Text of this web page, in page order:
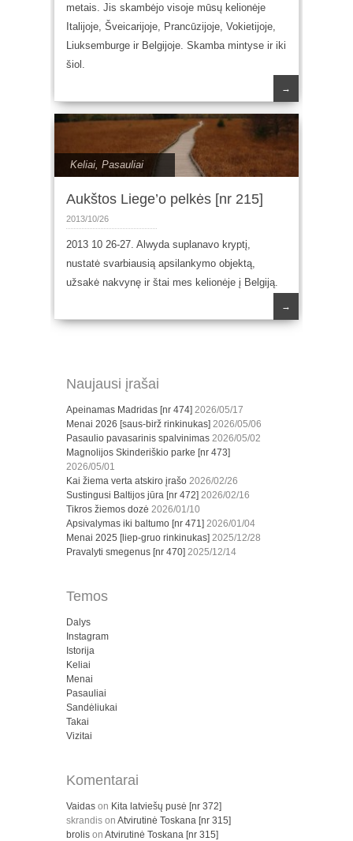
metais. Jis skambėjo visoje mūsų kelionėje
Italijoje, Šveicarijoje, Prancūzijoje, Vokietijoje,
Liuksemburge ir Belgijoje. Skamba mintyse ir iki
šiol.
→
Keliai, Pasauliai
Aukštos Liege’o pelkės [nr 215]
2013/10/26
2013 10 26-27. Alwyda suplanavo kryptį,
nustatė svarbiausią apsilankymo objektą,
užsakė nakvynę ir štai mes kelionėje į Belgiją.
→
Naujausi įrašai
Apeinamas Madridas [nr 474] 2026/05/17
Menai 2026 [saus-birž rinkinukas] 2026/05/06
Pasaulio pavasarinis spalvinimas 2026/05/02
Magnolijos Skinderiškio parke [nr 473]
2026/05/01
Kai žiema verta atskiro įrašo 2026/02/26
Sustingusi Baltijos jūra [nr 472] 2026/02/16
Tikros žiemos dozė 2026/01/10
Apsivalymas iki baltumo [nr 471] 2026/01/04
Menai 2025 [liep-gruo rinkinukas] 2025/12/28
Pravalyti smegenus [nr 470] 2025/12/14
Temos
Dalys
Instagram
Istorija
Keliai
Menai
Pasauliai
Sandėliukai
Takai
Vizitai
Komentarai
Vaidas on Kita latviešų pusė [nr 372]
skrandis on Atvirutinė Toskana [nr 315]
brolis on Atvirutinė Toskana [nr 315]